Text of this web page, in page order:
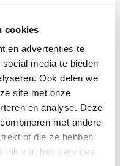
cookies
en advertenties te
media te bieden
Ook delen we
site met onze
en analyse. Deze
met andere
of die ze hebben
van hun services.
je een perfecte
gemaakt van het
duurzame
eigenschappen en
bij producten die in